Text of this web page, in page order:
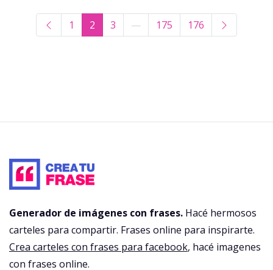
1 2 3 — 175 176
Generador de imágenes con frases. Hacé hermosos
carteles para compartir. Frases online para inspirarte.
Crea carteles con frases para facebook, hacé imagenes
con frases online.